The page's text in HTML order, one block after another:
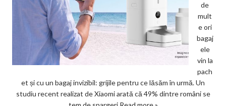
de
mult
e ori
bagaj
ele
vin la
pach
et și cu un bagaj invizibil: grijile pentru ce lăsăm în urmă. Un
studiu recent realizat de Xiaomi arată că 49% dintre români se